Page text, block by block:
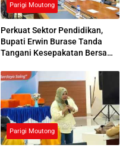
Parigi Moutong
Perkuat Sektor Pendidikan,
Bupati Erwin Burase Tanda
Tangani Kesepakatan Bersama
Parigi Moutong